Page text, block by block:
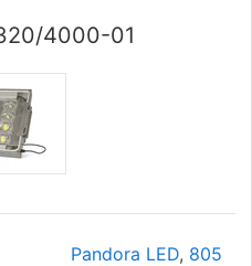
4000-01
Pandora LED, 805